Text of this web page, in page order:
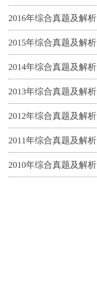
2016年综合真题及解析
2015年综合真题及解析
2014年综合真题及解析
2013年综合真题及解析
2012年综合真题及解析
2011年综合真题及解析
2010年综合真题及解析